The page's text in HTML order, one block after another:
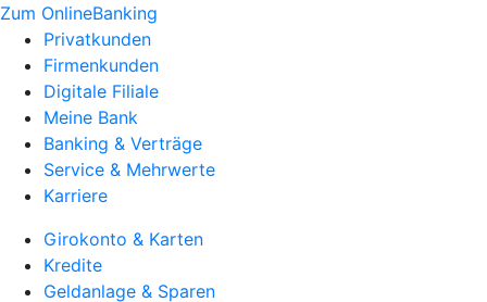
Zum OnlineBanking
Privatkunden
Firmenkunden
Digitale Filiale
Meine Bank
Banking & Verträge
Service & Mehrwerte
Karriere
Girokonto & Karten
Kredite
Geldanlage & Sparen